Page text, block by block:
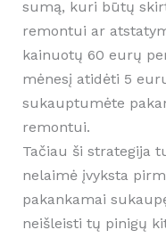
sumą, kuri būtų
remontui ar
kainuotų 60 eurų
mėnesį atidėti 5
sukauptumėte
remontui.
Tačiau ši strategija
nelaimė įvyksta
pakankamai
neišleisti tų pinigų